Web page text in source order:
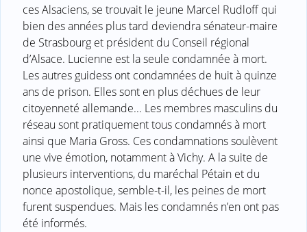
ces Alsaciens, se trouvait le jeune Marcel Rudloff qui
bien des années plus tard deviendra sénateur-maire
de Strasbourg et président du Conseil régional
d’Alsace. Lucienne est la seule condamnée à mort.
Les autres guidess ont condamnées de huit à quinze
ans de prison. Elles sont en plus déchues de leur
citoyenneté allemande... Les membres masculins du
réseau sont pratiquement tous condamnés à mort
ainsi que Maria Gross. Ces condamnations soulèvent
une vive émotion, notamment à Vichy. A la suite de
plusieurs interventions, du maréchal Pétain et du
nonce apostolique, semble-t-il, les peines de mort
furent suspendues. Mais les condamnés n’en ont pas
été informés.